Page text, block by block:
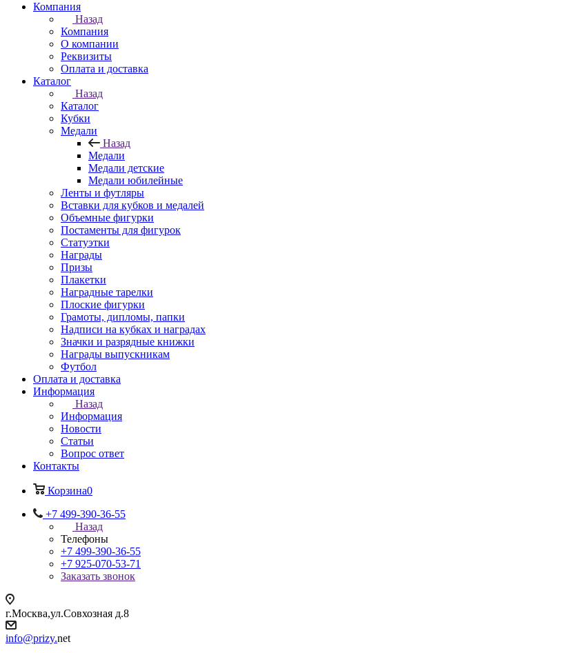
Компания
Назад
Компания
О компании
Реквизиты
Оплата и доставка
Каталог
Назад
Каталог
Кубки
Медали
Назад
Медали
Медали детские
Медали юбилейные
Ленты и футляры
Вставки для кубков и медалей
Объемные фигурки
Постаменты для фигурок
Статуэтки
Награды
Призы
Плакетки
Наградные тарелки
Плоские фигурки
Грамоты, дипломы, папки
Надписи на кубках и наградах
Значки и разрядные книжки
Награды выпускникам
Футбол
Оплата и доставка
Информация
Назад
Информация
Новости
Статьи
Вопрос ответ
Контакты
Корзина0
+7 499-390-36-55
Назад
Телефоны
+7 499-390-36-55
+7 925-070-53-71
Заказать звонок
г.Москва,ул.Совхозная д.8
info@prizy.net